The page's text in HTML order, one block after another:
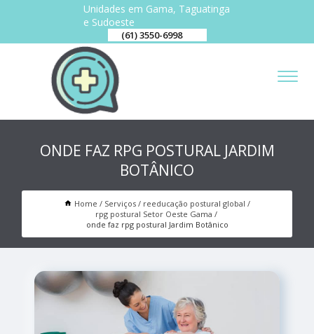
Unidades em Gama, Taguatinga
e Sudoeste
(61) 3550-6998
ONDE FAZ RPG POSTURAL JARDIM
BOTÂNICO
Home Serviços
reeducação postural global
rpg postural Setor Oeste Gama
onde faz rpg postural Jardim Botânico